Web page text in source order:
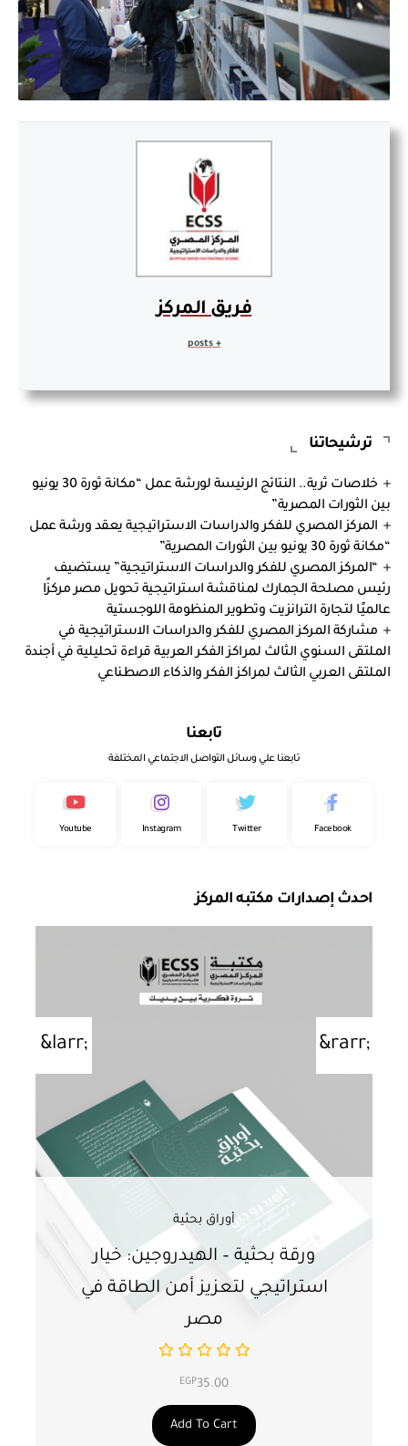
فريق المركز
ترشيحاتنا
خلاصات ثرية.. النتائج الرئيسة لورشة عمل “مكانة ثورة 30 يونيو
بين الثورات المصرية”
المركز المصري للفكر والدراسات الاستراتيجية يعقد ورشة عمل
“مكانة ثورة 30 يونيو بين الثورات المصرية”
“المركز المصري للفكر والدراسات الاستراتيجية” يستضيف
رئيس مصلحة الجمارك لمناقشة استراتيجية تحويل مصر مركزًا
عالميًا لتجارة الترانزيت وتطوير المنظومة اللوجستية
مشاركة المركز المصري للفكر والدراسات الاستراتيجية في
الملتقى السنوي الثالث لمراكز الفكر العربية قراءة تحليلية في أجندة
الملتقى العربي الثالث لمراكز الفكر والذكاء الاصطناعي
تابعنا
تابعنا علي وسائل التواصل الاجتماعي المختلفة
Facebook
Twitter
Instagram
Youtube
احدث إصدارات مكتبه المركز
أوراق بحثية
ورقة بحثية – الهيدروجين: خيار
استراتيجي لتعزيز أمن الطاقة في
مصر
EGP35.00
Add To Cart